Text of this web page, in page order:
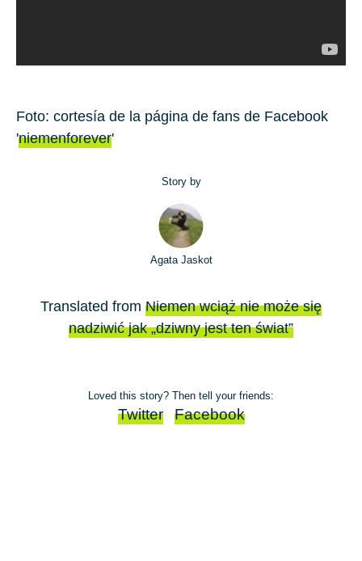
Foto: cortesía de la página de fans de Facebook
'niemenforever'
Story by
Agata Jaskot
Translated from Niemen wciąż nie może się
nadziwić jak „dziwny jest ten świat”
Loved this story? Then tell your friends:
Twitter Facebook